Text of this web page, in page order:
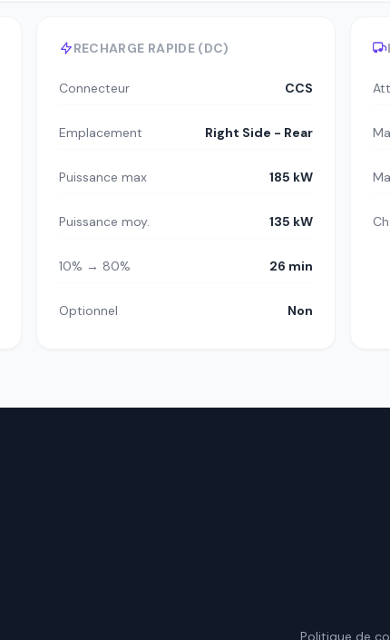
RECHARGE RAPIDE (DC)
Connecteur CCS
Emplacement Right Side - Rear
Puissance max 185 kW
Puissance moy. 135 kW
10% → 80% 26 min
Optionnel Non
Politique de